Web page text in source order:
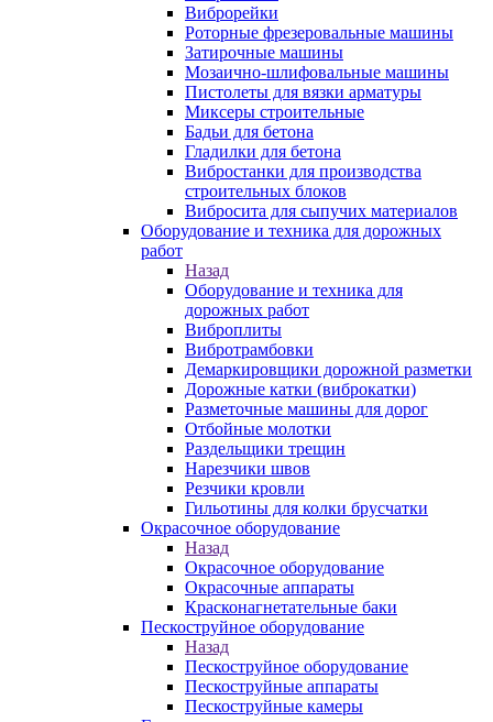
Виброрейки
Роторные фрезеровальные машины
Затирочные машины
Мозаично-шлифовальные машины
Пистолеты для вязки арматуры
Миксеры строительные
Бадьи для бетона
Гладилки для бетона
Вибростанки для производства
строительных блоков
Вибросита для сыпучих материалов
Оборудование и техника для дорожных
работ
Назад
Оборудование и техника для
дорожных работ
Виброплиты
Вибротрамбовки
Демаркировщики дорожной разметки
Дорожные катки (виброкатки)
Разметочные машины для дорог
Отбойные молотки
Раздельщики трещин
Нарезчики швов
Резчики кровли
Гильотины для колки брусчатки
Окрасочное оборудование
Назад
Окрасочное оборудование
Окрасочные аппараты
Красконагнетательные баки
Пескоструйное оборудование
Назад
Пескоструйное оборудование
Пескоструйные аппараты
Пескоструйные камеры